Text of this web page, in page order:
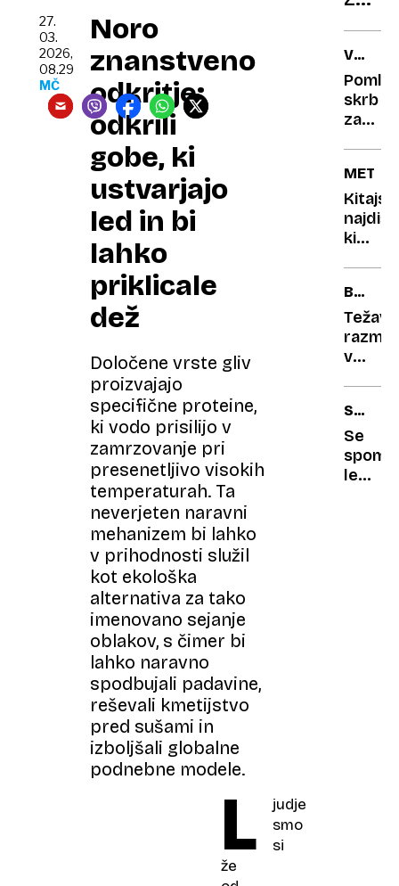
Noro
znanstveno
odkritje:
odkrili
gobe, ki
ustvarjajo
led in bi
lahko
priklicale
dež
Določene vrste gliv
proizvajajo
specifične proteine,
ki vodo prisilijo v
zamrzovanje pri
presenetljivo visokih
temperaturah. Ta
neverjeten naravni
mehanizem bi lahko
v prihodnosti služil
kot ekološka
alternativa za tako
imenovano sejanje
oblakov, s čimer bi
lahko naravno
spodbujali padavine,
reševali kmetijstvo
pred sušami in
izboljšali globalne
podnebne modele.
27.
03.
2026,
08.29
MČ
L
judje
smo
si
že
dobil
25
šivov,
VODA
IN
KAMEN
skrb
za
vire
ki
železni
iz
vesolja
BREZ
v
se v
SEM
IN
TJA
Se